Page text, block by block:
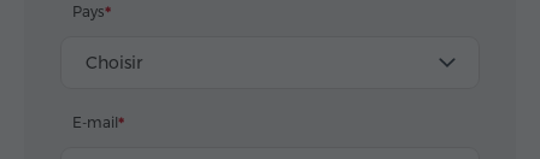
Pays
Choisir
E-mail